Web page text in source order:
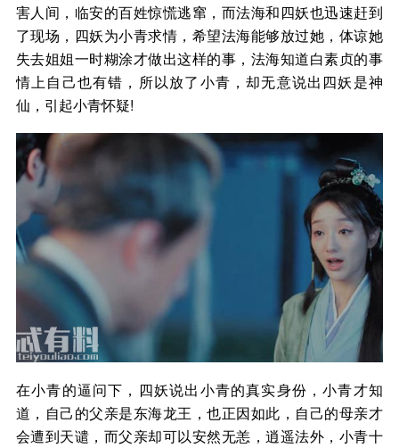
害人间，临安的百姓惊慌逃窜，而法海和四妖也迅速赶到
了现场，四妖为小青求情，希望法海能够放过她，体谅她
失去姐姐一时糊涂才做出这样的事，法海知道白素贞的事
情上自己也有错，所以放了小青，却无意说出四妖是神
仙，引起小青怀疑!
在小青的逼问下，四妖说出小青的真实身份，小青才知
道，自己的父亲是东海龙王，也正因如此，自己的母亲才
会遭到天谴，而父亲却可以安然无恙，逍遥法外，小青十